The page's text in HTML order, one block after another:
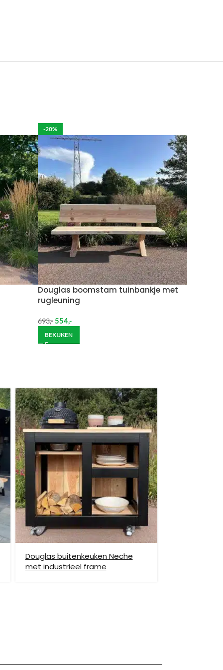
voor de eventuele schade aan het product.
week in rekening brengen.
brengen. De kosten hiervan zijn €59 daar
je het meubel gemonteerd hebben op een
helpen om de goederen op de juiste plek te
locatie te komen, dan dien je dit zelf en op
-20%
Douglas boomstam tuinbankje met
rugleuning
693,-554,-
BEKIJKEN
Douglas buitenkeuken Neche
met industrieel frame